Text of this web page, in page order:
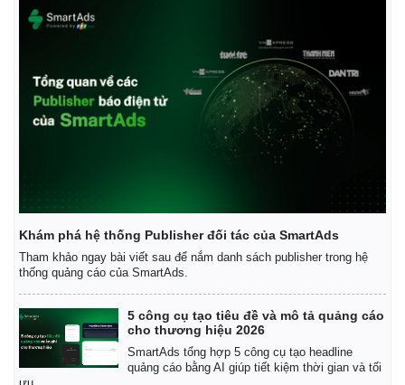
Bất động sản
Tiêu dùng
Tỷ giá
Chứng khoán
Giá cà phê
Khám phá hệ thống Publisher đối tác của SmartAds
Tham khảo ngay bài viết sau để nắm danh sách publisher trong hệ
thống quảng cáo của SmartAds.
5 công cụ tạo tiêu đề và mô tả quảng cáo
cho thương hiệu 2026
SmartAds tổng hợp 5 công cụ tạo headline
quảng cáo bằng AI giúp tiết kiệm thời gian và tối